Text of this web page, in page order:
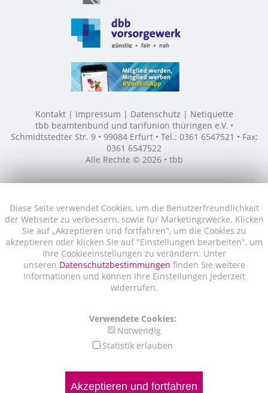
Diese Seite verwendet Cookies, um die Benutzerfreundlichkeit
der Webseite zu verbessern, sowie für Marketingzwecke. Klicken
Sie auf „Akzeptieren und fortfahren", um die Cookies zu
akzeptieren oder klicken Sie auf "Einstellungen bearbeiten", um
Ihre Cookieeinstellungen zu verändern. Unter
unseren Datenschutzbestimmungen finden Sie weitere
Informationen und können Ihre Einstellungen jederzeit
widerrufen.
Verwendete Cookies:
Notwendig
Statistik erlauben
Akzeptieren und fortfahren
Kontakt Impressum Datenschutz
Netiquette
tbb beamtenbund und tarifunion thüringen e.V. •
Schmidtstedter Str. 9 • 99084 Erfurt • Tel.: 0361 6547521 • Fax:
0361 6547522
Alle Rechte © 2026 • tbb